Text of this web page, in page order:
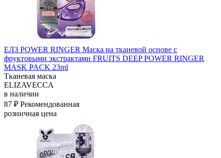
ЕЛЗ POWER RINGER Маска на тканевой основе с
фруктовыми экстрактами FRUITS DEEP POWER RINGER
MASK PACK 23ml
Тканевая маска
ELIZAVECCA
в наличии
87 ₽ Рекомендованная
розничная цена